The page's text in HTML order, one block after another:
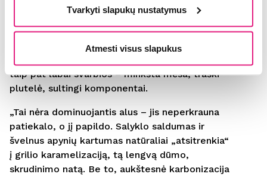
Tvarkyti slapukų nustatymus
Atmesti visus slapukus
svarbiausia yra balansas tarp trijų dalykų:
riebumo, apskrudimo ir prieskonių. Grilyje
atsiranda intensyvumas – karamelizuotas
taip pat labai svarbios – minkšta mėsa, traški
plutelė, sultingi komponentai.
„Tai nėra dominuojantis alus – jis neperkrauna
patiekalo, o jį papildo. Salyklo saldumas ir
švelnus apynių kartumas natūraliai „atsitrenkia“
į grilio karamelizaciją, tą lengvą dūmo,
skrudinimo natą. Be to, aukštesnė karbonizacija